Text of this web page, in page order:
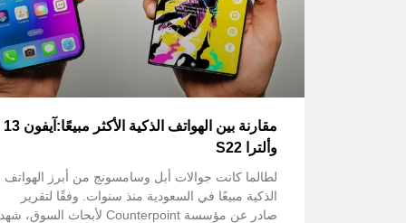
مقارنة بين الهواتف الذكية الأكثر مبيعًا:آيفون 13
وألترا S22
لطالما كانت جوالات أبل وسامسونج من أبرز الهواتف
الذكية مبيعًا في السعودية منذ سنوات. وفقًا لتقرير
صادر عن مؤسسة Counterpoint لأبحاث السوق، شهد